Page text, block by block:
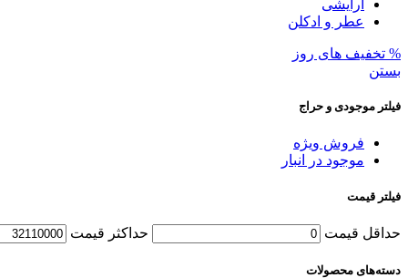
آرایشی
عطر و ادکلن
% تخفیف های روز
بستن
فیلتر موجودی و حراج
فروش ویژه
موجود در انبار
فیلتر قیمت
حداقل قیمت حداکثر قیمت
دسته‌های محصولات